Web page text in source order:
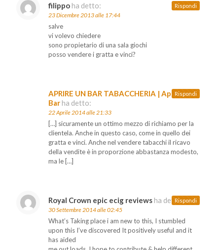
filippoha detto:
23 Dicembre 2013 alle 17:44
salve
vi volevo chiedere
sono propietario di una sala giochi
posso vendere i gratta e vinci?
Rispondi
APRIRE UN BAR TABACCHERIA | Aprire Un
Barha detto:
22 Aprile 2014 alle 21:33
[…] sicuramente un ottimo mezzo di richiamo per la
clientela. Anche in questo caso, come in quello dei
gratta e vinci. Anche nel vendere tabacchi il ricavo
della vendite è in proporzione abbastanza modesto,
ma le […]
Rispondi
Royal Crown epic ecig reviewsha detto:
30 Settembre 2014 alle 02:45
What’s Taking place i am new to this, I stumbled
upon this I’ve discovered It positively useful and it
has aided
Rispondi